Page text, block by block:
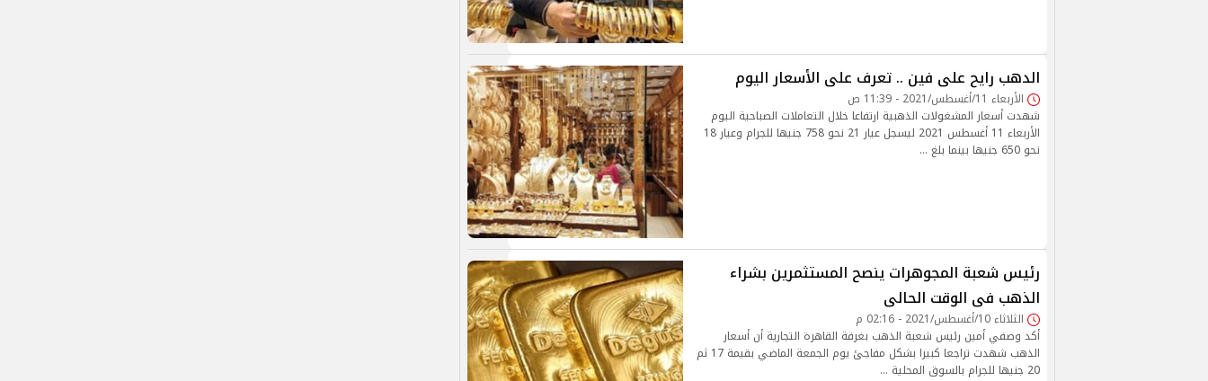
الدهب رايح على فين .. تعرف على الأسعار اليوم
الأربعاء 11/أغسطس/2021 - 11:39 ص
شهدت أسعار المشغولات الذهبية ارتفاعا خلال التعاملات الصباحية اليوم
الأربعاء 11 أغسطس 2021 ليسجل عيار 21 نحو 758 جنيها للجرام وعيار 18
نحو 650 جنيها بينما بلغ …
رئيس شعبة المجوهرات ينصح المستثمرين بشراء
الذهب فى الوقت الحالى
الثلاثاء 10/أغسطس/2021 - 02:16 م
أكد وصفي أمين رئيس شعبة الذهب بغرفة القاهرة التجارية أن أسعار
الذهب شهدت تراجعا كبيرا بشكل مفاجئ يوم الجمعة الماضي بقيمة 17 ثم
20 جنيها للجرام بالسوق المحلية …